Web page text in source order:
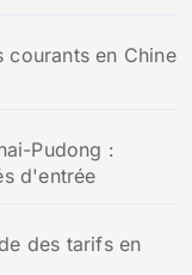
courants en Chine
Pudong :
d'entrée
des tarifs en